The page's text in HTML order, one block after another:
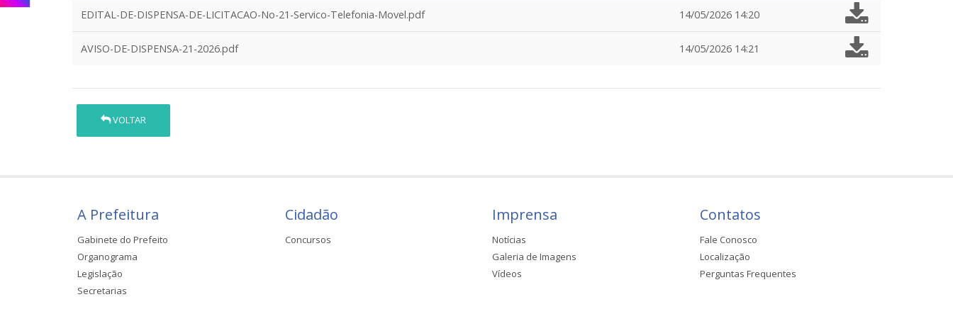
EDITAL-DE-DISPENSA-DE-LICITACAO-No-21-Servico-Telefonia-Movel.pdf 14/05/2026 14:20
AVISO-DE-DISPENSA-21-2026.pdf 14/05/2026 14:21
VOLTAR
A Prefeitura
Gabinete do Prefeito
Organograma
Legislação
Secretarias
Cidadão
Concursos
Imprensa
Notícias
Galeria de Imagens
Vídeos
Contatos
Fale Conosco
Localização
Perguntas Frequentes